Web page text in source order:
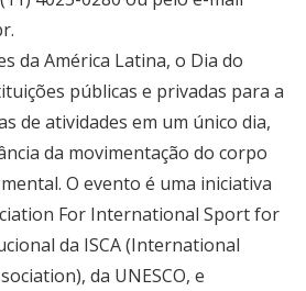
da América Latina, o Dia do
públicas e privadas para a
de atividades em um único dia,
da movimentação do corpo
O evento é uma iniciativa
For International Sport for
da ISCA (International
da UNESCO, e